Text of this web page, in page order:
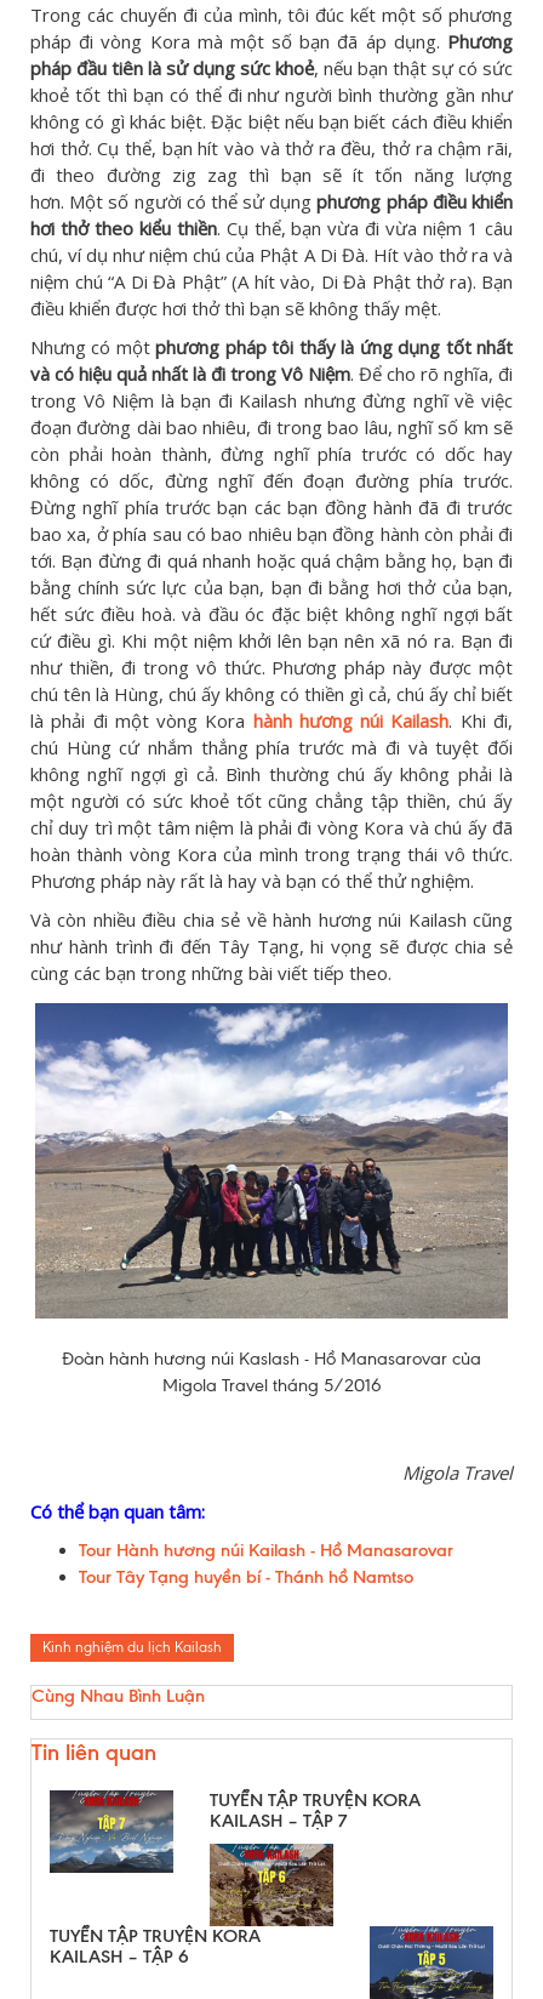
Trong các chuyến đi của mình, tôi đúc kết một số phương
pháp đi vòng Kora mà một số bạn đã áp dụng. Phương
pháp đầu tiên là sử dụng sức khoẻ, nếu bạn thật sự có sức
khoẻ tốt thì bạn có thể đi như người bình thường gần như
không có gì khác biệt. Đặc biệt nếu bạn biết cách điều khiển
hơi thở. Cụ thể, bạn hít vào và thở ra đều, thở ra chậm rãi,
đi theo đường zig zag thì bạn sẽ ít tốn năng lượng
hơn. Một số người có thể sử dụngphương pháp điều khiển
hơi thở theo kiểu thiền. Cụ thể, bạn vừa đi vừa niệm 1 câu
chú, ví dụ như niệm chú của Phật A Di Đà. Hít vào thở ra và
niệm chú “A Di Đà Phật” (A hít vào, Di Đà Phật thở ra). Bạn
điều khiển được hơi thở thì bạn sẽ không thấy mệt.
Nhưng có mộtphương pháp tôi thấy là ứng dụng tốt nhất
và có hiệu quả nhất là đi trong Vô Niệm. Để cho rõ nghĩa, đi
trong Vô Niệm là bạn đi Kailash nhưng đừng nghĩ về việc
đoạn đường dài bao nhiêu, đi trong bao lâu, nghĩ số km sẽ
còn phải hoàn thành, đừng nghĩ phía trước có dốc hay
không có dốc, đừng nghĩ đến đoạn đường phía trước.
Đừng nghĩ phía trước bạn các bạn đồng hành đã đi trước
bao xa, ở phía sau có bao nhiêu bạn đồng hành còn phải đi
tới. Bạn đừng đi quá nhanh hoặc quá chậm bằng họ, bạn đi
bằng chính sức lực của bạn, bạn đi bằng hơi thở của bạn,
hết sức điều hoà. và đầu óc đặc biệt không nghĩ ngợi bất
cứ điều gì. Khi một niệm khởi lên bạn nên xã nó ra. Bạn đi
như thiền, đi trong vô thức. Phương pháp này được một
chú tên là Hùng, chú ấy không có thiền gì cả, chú ấy chỉ biết
là phải đi một vòng Kora hành hương núi Kailash. Khi đi,
chú Hùng cứ nhắm thẳng phía trước mà đi và tuyệt đối
không nghĩ ngợi gì cả. Bình thường chú ấy không phải là
một người có sức khoẻ tốt cũng chẳng tập thiền, chú ấy
chỉ duy trì một tâm niệm là phải đi vòng Kora và chú ấy đã
hoàn thành vòng Kora của mình trong trạng thái vô thức.
Phương pháp này rất là hay và bạn có thể thử nghiệm.
Và còn nhiều điều chia sẻ về hành hương núi Kailash cũng
như hành trình đi đến Tây Tạng, hi vọng sẽ được chia sẻ
cùng các bạn trong những bài viết tiếp theo.
Đoàn hành hương núi Kaslash - Hồ Manasarovar của
Migola Travel tháng 5/2016
Migola Travel
Có thể bạn quan tâm:
Tour Hành hương núi Kailash - Hồ Manasarovar
Tour Tây Tạng huyền bí - Thánh hồ Namtso
Kinh nghiệm du lịch Kailash
Cùng Nhau Bình Luận
Tin liên quan
TUYỂN TẬP TRUYỆN KORA
KAILASH – TẬP 7
TUYỂN TẬP TRUYỆN KORA
KAILASH – TẬP 6